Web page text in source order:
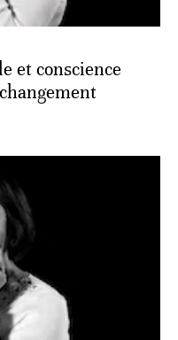
et conscience